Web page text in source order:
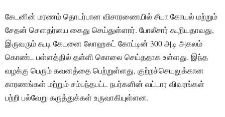
கேடனின் மரணம் தொடர்பான விசாரணையில் சீயா கோயல் மற்றும்
சேதன் சௌதர்யை கைது செய்துள்ளார். போலீசார் கூறியதாவது,
இருவரும் கூடி கேடனை லோஹகட் கோட்டின் 300 அடி அகலம்
கொண்ட பள்ளத்தில் தள்ளி கொலை செய்ததாக உள்ளது. இந்த
வழக்கு பெரும் கவனத்தை பெற்றுள்ளது, குற்றச்செயலுக்கான
காரணங்கள் மற்றும் சம்பந்தபட்ட நபர்களின் வட்டார விவரங்கள்
பற்றி பல்வேறு கருத்துக்கள் உருவாகியுள்ளன.